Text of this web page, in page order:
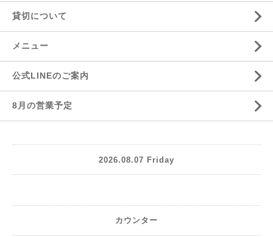
貸切について
メニュー
公式LINEのご案内
8月の営業予定
2026.08.07 Friday
カウンター